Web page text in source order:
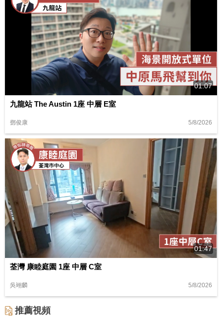
01:07
九龍站 The Austin 1座 中層 E室
鄧俊康 5/8/2026
01:47
荃灣 康睦庭園 1座 中層 C室
吳翊麟 5/8/2026
推薦視頻